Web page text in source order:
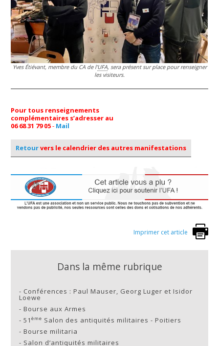
Yves Étiévant, membre du CA de l’UFA, sera présent sur place pour renseigner
les visiteurs.
Pour tous renseignements
complémentaires s’adresser au
06 68 31 79 05- Mail
Retourvers le calendrier des autres manifestations
Imprimer cet article
Dans la même rubrique
- Conférences : Paul Mauser, Georg Luger et Isidor
Loewe
-Bourse aux Armes
-51ème Salon des antiquités militaires - Poitiers
-Bourse militaria
- Salon d’antiquités militaires